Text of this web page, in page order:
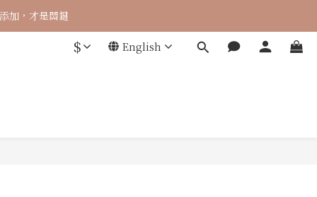
$ English